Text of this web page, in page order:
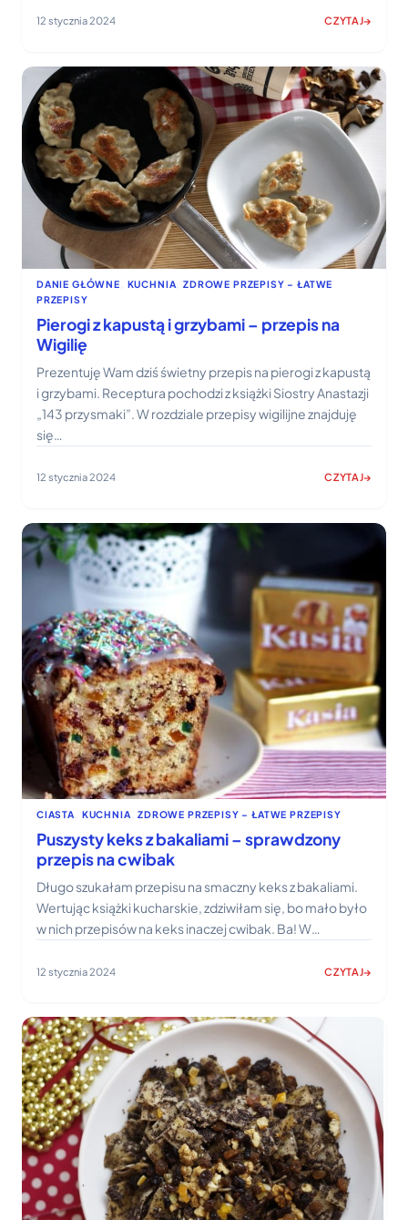
12 stycznia 2024 CZYTAJ
:
Z
–
PRZEPIS
KROK
DANIE GŁÓWNE KUCHNIA , ZDROWE PRZEPISY – ŁATWE
PRZEPISY
Pierogi z kapustą i grzybami – przepis na
Wigilię
Prezentuję Wam dziś świetny przepis na pierogi z kapustą
i grzybami. Receptura pochodzi z książki Siostry Anastazji
„143 przysmaki”. W rozdziale przepisy wigilijne znajduję
się…
12 stycznia 2024 CZYTAJ
:
–
PRZEPIS
NA
WIGILIĘ
CIASTA KUCHNIA , ZDROWE PRZEPISY – ŁATWE PRZEPISY
Puszysty keks z bakaliami – sprawdzony
przepis na cwibak
Długo szukałam przepisu na smaczny keks z bakaliami.
Wertując książki kucharskie, zdziwiłam się, bo mało było
w nich przepisów na keks inaczej cwibak. Ba! W…
12 stycznia 2024 CZYTAJ
:
BAKALIAMI
–
SPRAWDZONY
PRZEPIS
NA
CWIBAK